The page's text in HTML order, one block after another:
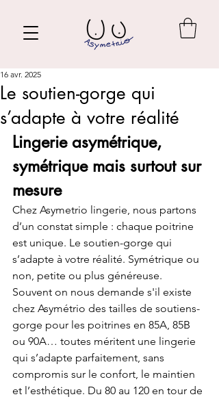
Le soutien-gorge qui
s’adapte à votre réalité
16 avr. 2025
Lingerie asymétrique,
symétrique mais surtout sur
mesure
Chez Asymetrio lingerie, nous partons
d’un constat simple : chaque poitrine
est unique. Le soutien-gorge qui
s’adapte à votre réalité. Symétrique ou
non, petite ou plus généreuse.
Souvent on nous demande s'il existe
chez Asymétrio des tailles de soutiens-
gorge pour les poitrines en 85A, 85B
ou 90A… toutes méritent une lingerie
qui s’adapte parfaitement, sans
compromis sur le confort, le maintien
et l’esthétique. Du 80 au 120 en tour de